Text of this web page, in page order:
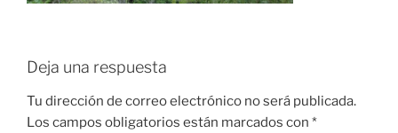
Deja una respuesta
Tu dirección de correo electrónico no será publicada.
Los campos obligatorios están marcados con *